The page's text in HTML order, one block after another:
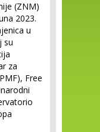
(ZNM)
2023.
u
su
za
Free